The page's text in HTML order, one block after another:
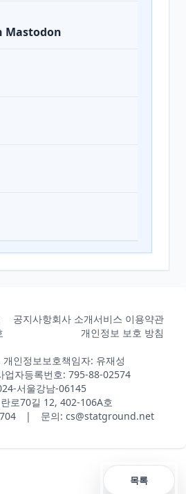
Mastodon
공지사항회사 소개서비스 이용약관
개인정보 보호 방침
개인정보보호책임자: 유재성
업자등록번호: 795-88-02574
서울강남-06145
로70길 12, 402-106A호
| 문의: cs@statground.net
목록